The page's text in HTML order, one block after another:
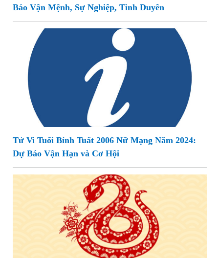
Báo Vận Mệnh, Sự Nghiệp, Tình Duyên
Tử Vi Tuổi Bính Tuất 2006 Nữ Mạng Năm 2024:
Dự Báo Vận Hạn và Cơ Hội